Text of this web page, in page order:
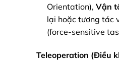
Orientation), Vận
lại hoặc tương tác
(force-sensitive
Teleoperation (Điều